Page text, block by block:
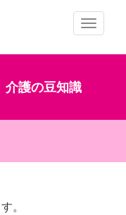
Toggle
介護の豆知識
。